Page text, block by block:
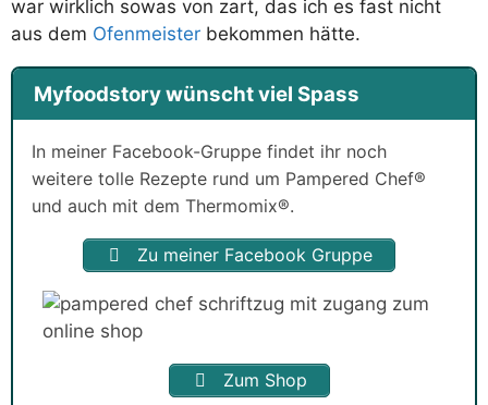
war wirklich sowas von zart, das ich es fast nicht
aus dem Ofenmeister bekommen hätte.
Myfoodstory wünscht viel Spass
In meiner Facebook-Gruppe findet ihr noch
weitere tolle Rezepte rund um Pampered Chef®
und auch mit dem Thermomix®.
Zu meiner Facebook Gruppe
Zum Shop